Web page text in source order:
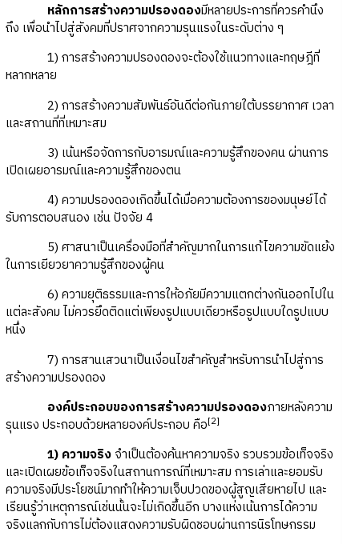
หลักการสร้างความปรองดองมีหลายประการที่ควรคำนึง
ถึง เพื่อนำไปสู่สังคมที่ปราศจากความรุนแรงในระดับต่าง ๆ
1) การสร้างความปรองดองจะต้องใช้แนวทางและทฤษฎีที่
หลากหลาย
2) การสร้างความสัมพันธ์อันดีต่อกันภายใต้บรรยากาศ เวลา
และสถานที่ที่เหมาะสม
3) เน้นหรือจัดการกับอารมณ์และความรู้สึกของคน ผ่านการ
เปิดเผยอารมณ์และความรู้สึกของตน
4) ความปรองดองเกิดขึ้นได้เมื่อความต้องการของมนุษย์ได้
รับการตอบสนอง เช่น ปัจจัย 4
5) ศาสนาเป็นเครื่องมือที่สำคัญมากในการแก้ไขความขัดแย้ง
ในการเยียวยาความรู้สึกของผู้คน
6) ความยุติธรรมและการให้อภัยมีความแตกต่างกันออกไปใน
แต่ละสังคม ไม่ควรยึดติดแต่เพียงรูปแบบเดียวหรือรูปแบบใดรูปแบบ
หนึ่ง
7) การสานเสวนาเป็นเงื่อนไขสำคัญสำหรับการนำไปสู่การ
สร้างความปรองดอง
องค์ประกอบของการสร้างความปรองดองภายหลังความ
รุนแรง ประกอบด้วยหลายองค์ประกอบ คือ[2]
1) ความจริงจำเป็นต้องค้นหาความจริง รวบรวมข้อเท็จจริง
และเปิดเผยข้อเท็จจริงในสถานการณ์ที่เหมาะสม การเล่าและยอมรับ
ความจริงมีประโยชน์มากทำให้ความเจ็บปวดของผู้สูญเสียหายไป และ
เรียนรู้ว่าเหตุการณ์เช่นนั้นจะไม่เกิดขึ้นอีก บางแห่งเน้นการได้ความ
จริงแลกกับการไม่ต้องแสดงความรับผิดชอบผ่านการนิรโทษกรรม